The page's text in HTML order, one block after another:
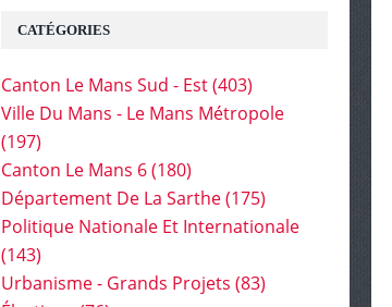
CATÉGORIES
Canton Le Mans Sud - Est(403)
Ville Du Mans - Le Mans Métropole
(197)
Canton Le Mans 6(180)
Département De La Sarthe(175)
Politique Nationale Et Internationale
(143)
Urbanisme - Grands Projets (83)